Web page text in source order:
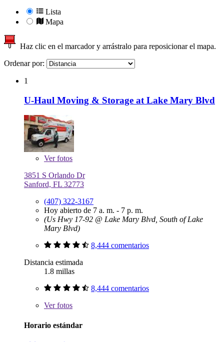
Lista
Mapa
Haz clic en el marcador y arrástralo para reposicionar el mapa.
Ordenar por:
1
U-Haul Moving & Storage at Lake Mary Blvd
Verfotos
3851 S Orlando Dr
Sanford, FL 32773
(407) 322-3167
Hoy abierto de 7 a. m. - 7 p. m.
(Us Hwy 17-92 @ Lake Mary Blvd, South of Lake
Mary Blvd)
8,444 comentarios
Distancia estimada
1.8 millas
8,444 comentarios
Verfotos
Horario estándar